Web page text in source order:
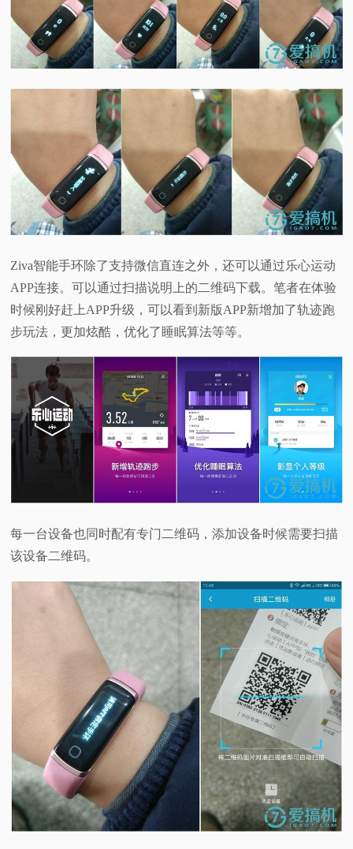
Ziva智能手环除了支持微信直连之外，还可以通过乐心运动
APP连接。可以通过扫描说明上的二维码下载。笔者在体验
时候刚好赶上APP升级，可以看到新版APP新增加了轨迹跑
步玩法，更加炫酷，优化了睡眠算法等等。
每一台设备也同时配有专门二维码，添加设备时候需要扫描
该设备二维码。